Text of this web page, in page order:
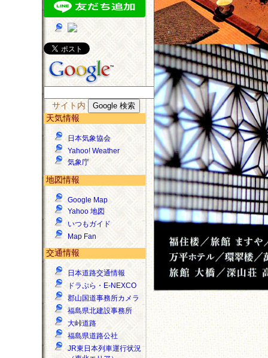
サイト内
天気情報
日本気象協会
Yahoo! Weather
気象庁
地図情報
Google Map
Yahoo 地図
いつもガイド
Map Fan
交通情報
日本道路交通情報
ドラぷら・E-NEXCO
郡山国道事務所カメラ
福島県北建設事務所
大峠道路
福島県道路公社
JR東日本列車運行状況